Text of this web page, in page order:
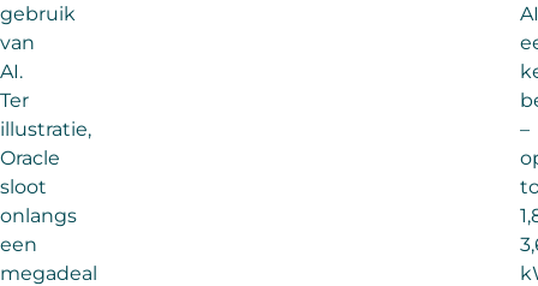
gebruik
van
AI.
Ter
illustratie,
Oracle
sloot
onlangs
een
megadeal
AI
–